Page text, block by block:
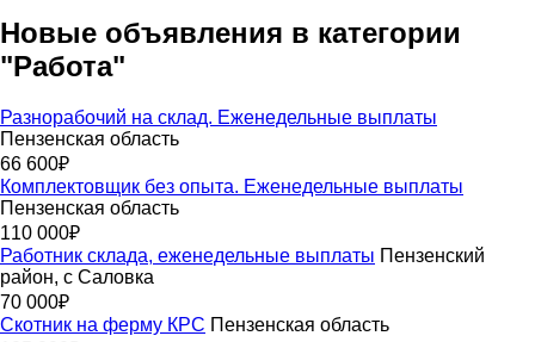
Новые объявления в категории
"Работа"
Разнорабочий на склад. Еженедельные выплаты
Пензенская область
66 600₽
Комплектовщик без опыта. Еженедельные выплаты
Пензенская область
110 000₽
Работник склада, еженедельные выплаты Пензенский
район, с Саловка
70 000₽
Скотник на ферму КРС Пензенская область